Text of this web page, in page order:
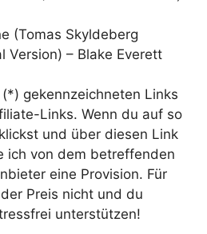
(Tomas Skyldeberg
Version) – Blake Everett
gekennzeichneten Links
Links. Wenn du auf so
und über diesen Link
ich von dem betreffenden
eine Provision. Für
Preis nicht und du
unterstützen!